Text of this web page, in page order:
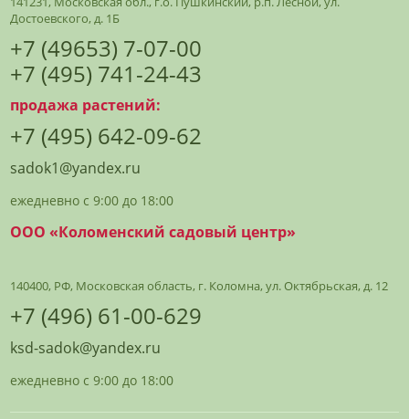
Достоевского, д. 1Б
+7 (49653) 7-07-00
+7 (495) 741-24-43
продажа растений:
+7 (495) 642-09-62
sadok1@yandex.ru
ежедневно с 9:00 до 18:00
ООО «Коломенский садовый центр»
140400, РФ, Московская область, г. Коломна, ул. Октябрьская, д. 12
+7 (496) 61-00-629
ksd-sadok@yandex.ru
ежедневно с 9:00 до 18:00